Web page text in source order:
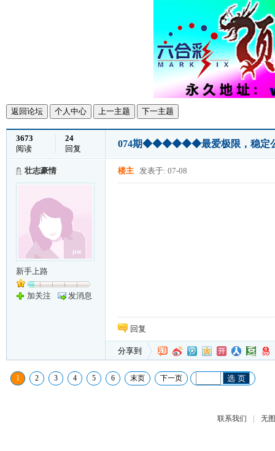
返回论坛 个人中心 上一主题 下一主题
3673
阅读
24
回复
074期◆◆◆◆◆◆最爱极限，稳
壮志豪情
新手上路
加关注 发消息
楼主 发表于: 07-08
回复
分享到
1 2 3 4 5 6 末页 下一页 选 页
联系我们 | 无